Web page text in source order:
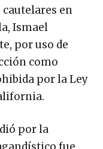
en
Ismael
por uso de
como
por la Ley
por la